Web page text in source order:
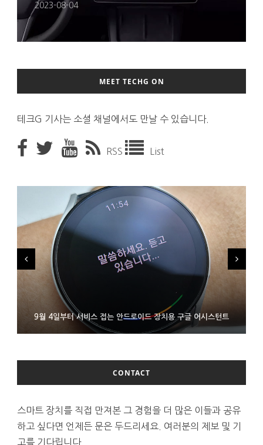
2023-08-04
MEET TECHG ON
테크G 기사는 소셜 채널에서도 만날 수 있습니다.
RSS List
9월 4일부터 서비스 접는 안드로이드 장치용 구글 어시스턴트
FMS 2026서 차세대 3D 메모리 ZHBM·ZNAND-O 모형 처음 선
보인 삼성전자
에이수스 구글북 ‘CX9406’ 제품 이미지 유출
CONTACT
스마트 장치를 직접 만져본 그 경험을 더 많은 이들과 공유
하고 싶다면 언제든 문은 두드리세요. 여러분의 제보 및 기
고를 기다립니다.